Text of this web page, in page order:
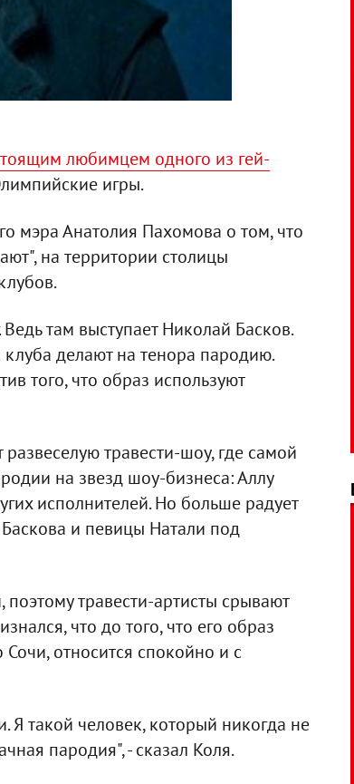
любимцем одного из гей-
игры.
мэра Анатолия Пахомова о том, что
на территории столицы
там выступает Николай Басков.
делают на тенора пародию.
того, что образ используют
травести-шоу, где самой
на звезд шоу-бизнеса: Аллу
исполнителей. Но больше радует
и певицы Натали под
травести-артисты срывают
что до того, что его образ
относится спокойно и с
Я такой человек, который никогда не
пародия", - сказал Коля.